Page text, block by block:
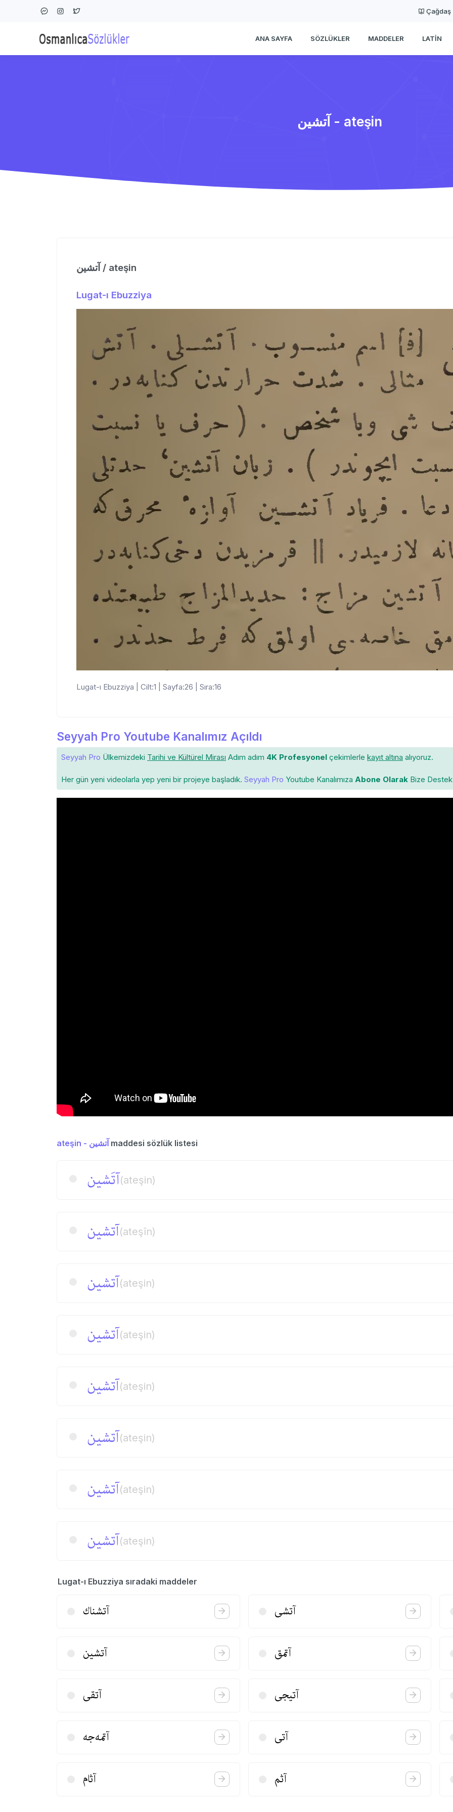
Çağdaş
ANA SAYFA SÖZLÜKLER MADDELER LATIN
آتشین - ateşin
آتشین / ateşin
Lugat-ı Ebuzziya
Lugat-ı Ebuzziya | Cilt:1 | Sayfa:26 | Sıra:16
Seyyah Pro Youtube Kanalımız Açıldı
Seyyah Pro Ülkemizdeki Tarihi ve Kültürel Mirası Adım adım 4K Profesyonel çekimlerle kayıt altına alıyoruz.
Her gün yeni videolarla yep yeni bir projeye başladık. Seyyah Pro Youtube Kanalımıza Abone Olarak Bize Destek
ateşin - آتشین maddesi sözlük listesi
آتَشین(ateşin)
آتشین(ateşîn)
آتشین(ateşin)
آتشین(ateşin)
آتشین(ateşin)
آتشین(ateşin)
آتشین(ateşin)
آتشین(ateşin)
Lugat-ı Ebuzziya sıradaki maddeler
آتشناك آتشی
آتشین آتمق
آتقی آتیجی
آتمه‌‌جه آتی
آثام آثم